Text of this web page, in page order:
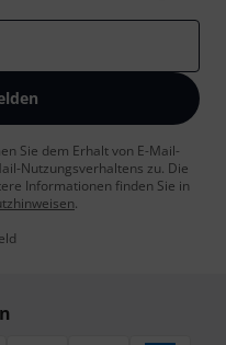
Sie dem Erhalt von E-Mail-
Nutzungsverhaltens zu. Die
Informationen finden Sie in
.